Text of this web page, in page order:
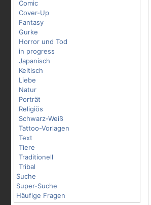
Comic
Cover-Up
Fantasy
Gurke
Horror und Tod
in progress
Japanisch
Keltisch
Liebe
Natur
Porträt
Religiös
Schwarz-Weiß
Tattoo-Vorlagen
Text
Tiere
Traditionell
Tribal
Suche
Super-Suche
Häufige Fragen